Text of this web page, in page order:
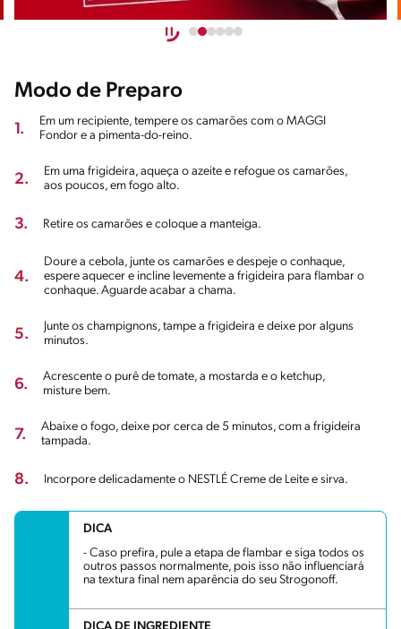
Modo de Preparo
1.
Em um recipiente, tempere os camarões com o MAGGI
Fondor e a pimenta-do-reino.
2.
Em uma frigideira, aqueça o azeite e refogue os camarões,
aos poucos, em fogo alto.
3. Retire os camarões e coloque a manteiga.
4.
Doure a cebola, junte os camarões e despeje o conhaque,
espere aquecer e incline levemente a frigideira para flambar o
conhaque. Aguarde acabar a chama.
5.
Junte os champignons, tampe a frigideira e deixe por alguns
minutos.
6.
Acrescente o purê de tomate, a mostarda e o ketchup,
misture bem.
7.
Abaixe o fogo, deixe por cerca de 5 minutos, com a frigideira
tampada.
8. Incorpore delicadamente o NESTLÉ Creme de Leite e sirva.
DICA
- Caso prefira, pule a etapa de flambar e siga todos os
outros passos normalmente, pois isso não influenciará
na textura final nem aparência do seu Strogonoff.